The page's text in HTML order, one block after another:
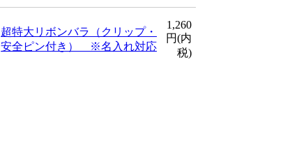
超特大リボンバラ（クリップ・
安全ピン付き） ※名入れ対応
1,260
円(内
税)